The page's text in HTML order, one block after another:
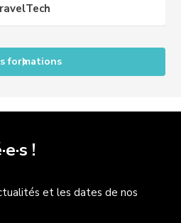
formations
!
et les dates de nos